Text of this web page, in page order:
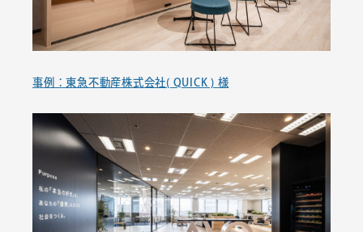
事例：東急不動産株式会社( QUICK ) 様